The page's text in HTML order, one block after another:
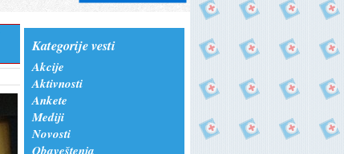
Kategorije vesti
Akcije
Aktivnosti
Ankete
Mediji
Novosti
Obaveštenja